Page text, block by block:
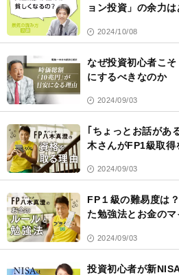
ョン投資」の余力は
2024/10/08
なぜ投資初心者こ
にするべきなのか
2024/09/03
｢ちょっとお話が
木さんがFP1級取得
2024/09/03
FP１級の難易度は
た勉強法とお金の
2024/09/03
投資初心者が新